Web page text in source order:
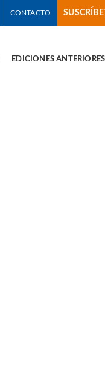
CONTACTO
EDICIONES ANTERIORES